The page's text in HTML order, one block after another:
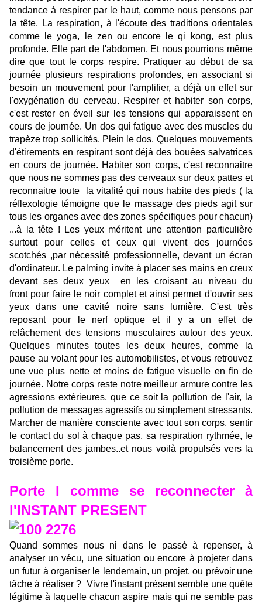
tendance à respirer par le haut, comme nous pensons par
la tête. La respiration, à l'écoute des traditions orientales
comme le yoga, le zen ou encore le qi kong, est plus
profonde. Elle part de l'abdomen. Et nous pourrions même
dire que tout le corps respire. Pratiquer au début de sa
journée plusieurs respirations profondes, en associant si
besoin un mouvement pour l'amplifier, a déjà un effet sur
l'oxygénation du cerveau. Respirer et habiter son corps,
c'est rester en éveil sur les tensions qui apparaissent en
cours de journée. Un dos qui fatigue avec des muscles du
trapèze trop sollicités. Plein le dos. Quelques mouvements
d'étirements en respirant sont déjà des bouées salvatrices
en cours de journée. Habiter son corps, c'est reconnaitre
que nous ne sommes pas des cerveaux sur deux pattes et
reconnaitre toute la vitalité qui nous habite des pieds ( la
réflexologie témoigne que le massage des pieds agit sur
tous les organes avec des zones spécifiques pour chacun)
...à la tête ! Les yeux méritent une attention particulière
surtout pour celles et ceux qui vivent des journées
scotchés ,par nécessité professionnelle, devant un écran
d'ordinateur. Le palming invite à placer ses mains en creux
devant ses deux yeux en les croisant au niveau du
front pour faire le noir complet et ainsi permet d'ouvrir ses
yeux dans une cavité noire sans lumière. C'est très
reposant pour le nerf optique et il y a un effet de
relâchement des tensions musculaires autour des yeux.
Quelques minutes toutes les deux heures, comme la
pause au volant pour les automobilistes, et vous retrouvez
une vue plus nette et moins de fatigue visuelle en fin de
journée. Notre corps reste notre meilleur armure contre les
agressions extérieures, que ce soit la pollution de l'air, la
pollution de messages agressifs ou simplement stressants.
Marcher de manière consciente avec tout son corps, sentir
le contact du sol à chaque pas, sa respiration rythmée, le
balancement des jambes..et nous voilà propulsés vers la
troisième porte.
Porte I comme se reconnecter à
l'INSTANT PRESENT
Quand sommes nous ni dans le passé à repenser, à
analyser un vécu, une situation ou encore à projeter dans
un futur à organiser le lendemain, un projet, ou prévoir une
tâche à réaliser ? Vivre l'instant présent semble une quête
légitime à laquelle chacun aspire mais qui ne semble pas